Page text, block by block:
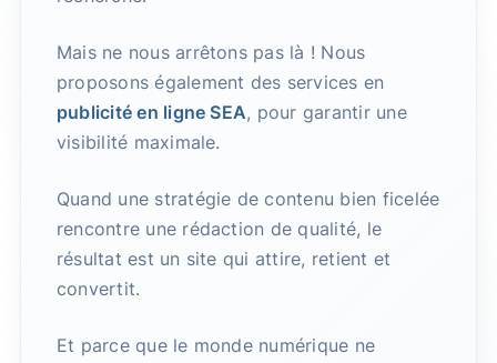
Mais ne nous arrêtons pas là ! Nous
proposons également des services en
publicité en ligne SEA, pour garantir une
visibilité maximale.
Quand une stratégie de contenu bien ficelée
rencontre une rédaction de qualité, le
résultat est un site qui attire, retient et
convertit.
Et parce que le monde numérique ne